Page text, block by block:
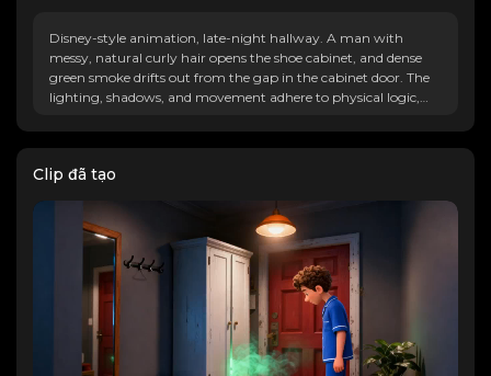
Disney-style animation, late-night hallway. A man with
messy, natural curly hair opens the shoe cabinet, and dense
green smoke drifts out from the gap in the cabinet door. The
lighting, shadows, and movement adhere to physical logic,
Clip đã tạo